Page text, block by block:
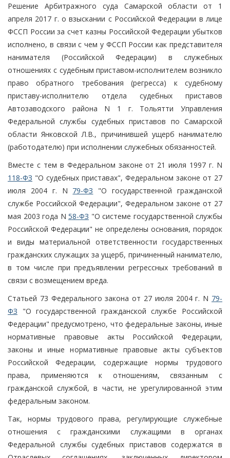
Решение Арбитражного суда Самарской области от 1
апреля 2017 г. о взыскании с Российской Федерации в лице
ФССП России за счет казны Российской Федерации убытков
исполнено, в связи с чем у ФССП России как представителя
нанимателя (Российской Федерации) в служебных
отношениях с судебным приставом-исполнителем возникло
право обратного требования (регресса) к судебному
приставу-исполнителю отдела судебных приставов
Автозаводского района N 1 г. Тольятти Управления
Федеральной службы судебных приставов по Самарской
области Янковской Л.В., причинившей ущерб нанимателю
(работодателю) при исполнении служебных обязанностей.
Вместе с тем в Федеральном законе от 21 июля 1997 г. N
118-ФЗ "О судебных приставах", Федеральном законе от 27
июля 2004 г. N 79-ФЗ "О государственной гражданской
службе Российской Федерации", Федеральном законе от 27
мая 2003 года N 58-ФЗ "О системе государственной службы
Российской Федерации" не определены основания, порядок
и виды материальной ответственности государственных
гражданских служащих за ущерб, причиненный нанимателю,
в том числе при предъявлении регрессных требований в
связи с возмещением вреда.
Статьей 73 Федерального закона от 27 июля 2004 г. N 79-
ФЗ "О государственной гражданской службе Российской
Федерации" предусмотрено, что федеральные законы, иные
нормативные правовые акты Российской Федерации,
законы и иные нормативные правовые акты субъектов
Российской Федерации, содержащие нормы трудового
права, применяются к отношениям, связанным с
гражданской службой, в части, не урегулированной этим
федеральным законом.
Так, нормы трудового права, регулирующие служебные
отношения с гражданскими служащими в органах
Федеральной службы судебных приставов содержатся в